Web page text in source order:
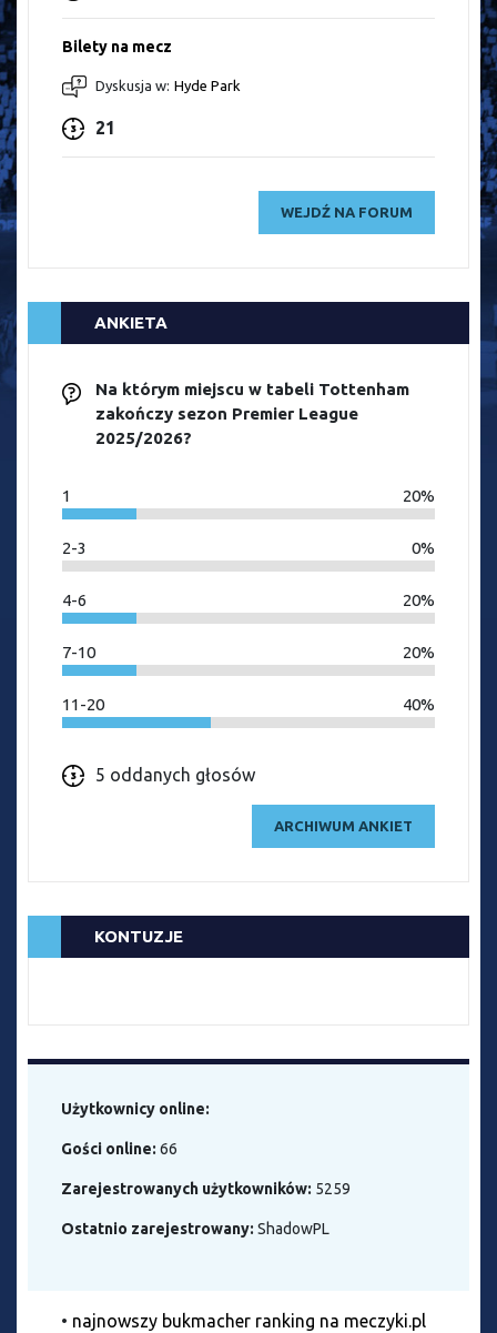
Bilety na mecz
Dyskusja w: Hyde Park
21
WEJDŹ NA FORUM
ANKIETA
Na którym miejscu w tabeli Tottenham
zakończy sezon Premier League
2025/2026?
1 20%
2-3 0%
4-6 20%
7-10 20%
11-20 40%
5 oddanych głosów
ARCHIWUM ANKIET
KONTUZJE
Użytkownicy online:
Gości online: 66
Zarejestrowanych użytkowników: 5259
Ostatnio zarejestrowany: ShadowPL
• najnowszy bukmacher ranking na meczyki.pl